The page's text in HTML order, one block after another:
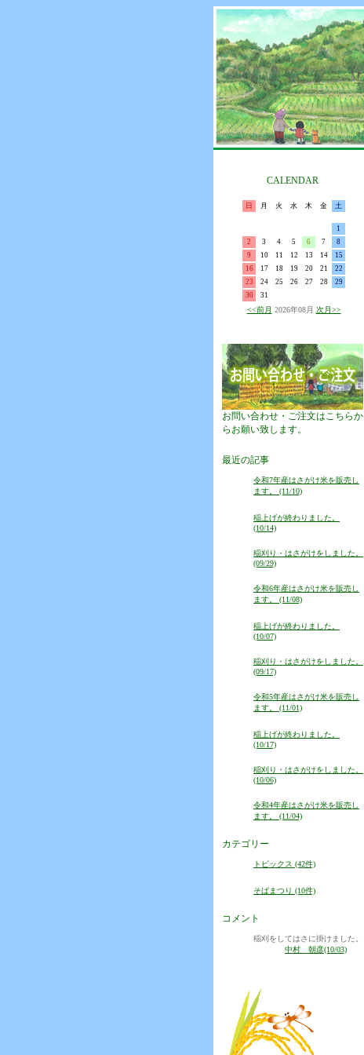
CALENDAR
日 月 火 水 木 金 土
1
2
3 4 5 6 7
8
9
10 11 12 13 14
15
16
17 18 19 20 21
22
23
24 25 26 27 28
29
30
31
<<前月 2026年08月 次月>>
お問い合わせ・ご注文はこちらか
らお願い致します。
最近の記事
令和7年産はさがけ米を販売し
ます。 (11/10)
稲上げが終わりました。
(10/14)
稲刈り・はさがけをしました。
(09/29)
令和6年産はさがけ米を販売し
ます。 (11/08)
稲上げが終わりました。
(10/07)
稲刈り・はさがけをしました。
(09/17)
令和5年産はさがけ米を販売し
ます。 (11/01)
稲上げが終わりました。
(10/17)
稲刈り・はさがけをしました。
(10/06)
令和4年産はさがけ米を販売し
ます。 (11/04)
カテゴリー
トピックス (42件)
そばまつり (10件)
コメント
稲刈をしてはさに掛けました。
中村 朝彦(10/03)